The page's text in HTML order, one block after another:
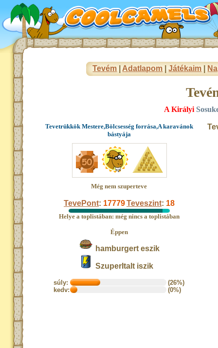
Tevém Adatlapom |Játékaim
A Királyi
Tevetrükkök Mestere,Bölcsesség forrása,A karavánok
bástyája
Még nem szuperteve
TevePont: 17779Teveszint: 18
Helye a toplistában: még nincs a toplistában
Éppen
hamburgert eszik
SzuperItalt iszik
súly:
(26%)
kedv:
(0%)